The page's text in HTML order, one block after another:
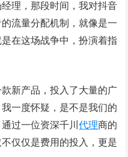
理，那段时间，我对抖音
流量分配机制，就像是一
在这场战争中，扮演着指
新产品，投入了大量的广
一度怀疑，是不是我们的
过一位资深千川代理商的
仅仅是费用的投入，更是